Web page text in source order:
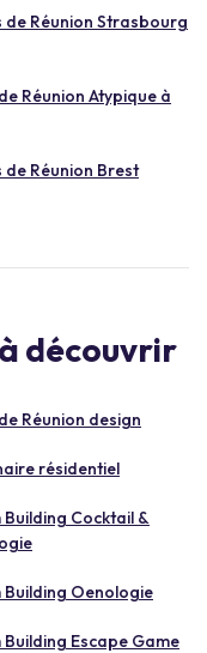
de Réunion Strasbourg
Réunion Atypique à
de Réunion Brest
découvrir
Réunion design
résidentiel
Building Cocktail &
Building Oenologie
Building Escape Game